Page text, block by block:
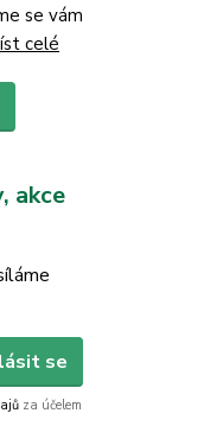
se vám
celé
akce
se
za účelem